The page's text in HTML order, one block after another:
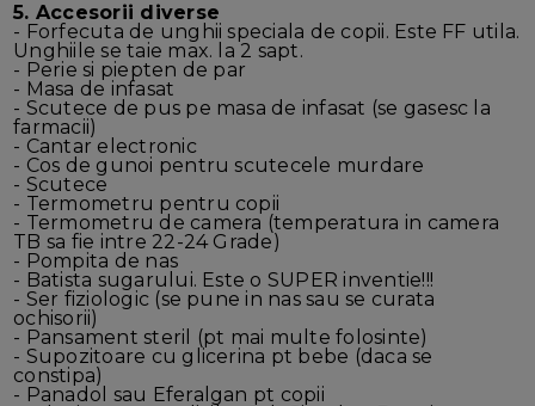
5. Accesorii diverse
- Forfecuta de unghii speciala de copii. Este FF utila.
Unghiile se taie max. la 2 sapt.
- Perie si piepten de par
- Masa de infasat
- Scutece de pus pe masa de infasat (se gasesc la
farmacii)
- Cantar electronic
- Cos de gunoi pentru scutecele murdare
- Scutece
- Termometru pentru copii
- Termometru de camera (temperatura in camera
TB sa fie intre 22-24 Grade)
- Pompita de nas
- Batista sugarului. Este o SUPER inventie!!!
- Ser fiziologic (se pune in nas sau se curata
ochisorii)
- Pansament steril (pt mai multe folosinte)
- Supozitoare cu glicerina pt bebe (daca se
constipa)
- Panadol sau Eferalgan pt copii